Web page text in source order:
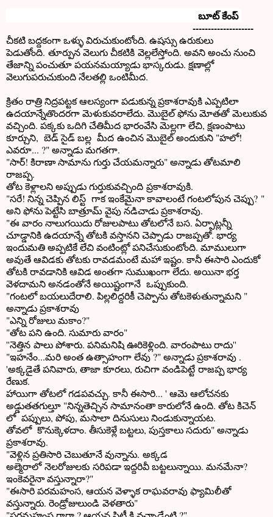
బూట్ కేంప్
--------------------
చీకటి బద్దకంగా ఒళ్ళు విరుచుకుంటోంది. ఉషస్సు ఉరుకులు
పెడుతోంది. తూర్పున వెలుగు చీకటికి వెల్లలేస్తోంది. అవని అంచు నుంచి
తేజాన్ని పంచుతూ పయనమయ్యాడు భాస్కరుడు. క్షణాల్లో
వెలుగుపరుచుకుంది నేలతల్లి ఒంటిమీద.
క్రితం రాత్రి నిద్రపట్టక ఆలస్యంగా పడుకున్న ప్రకాశరావుకి ఎప్పటిలా
ఉదయాన్నేతొందరగా మెళుకువరాలేదు. మొబైల్ ఫోను మోతతో మెలుకువ
వచ్చింది. పక్కకు ఒదిగి చేతిమీద భారంవేసి మెల్లగా లేచి, క్షణంపాటు
కూర్చుని, బెడ్ సైడ్ బల్ల మీద ఉంచిన మొబైల్ అందుకుని "హలో!
ఎవరూ... ?" అన్నాడు మగతగా.
"సార్! కిరాణా సామాను గుర్తు చేయమన్నారు" అన్నాడు తోటమాలి
రాజప్ప.
తోట కెళ్లాలని అప్పుడు గుర్తుకువచ్చింది ప్రకాశరావుకి.
"సరే! నిన్న చెప్పిన లిస్ట్ గాక ఇంకేమైనా కావాలంటే గంటలోపున చెప్పు? "
అని ఫోను పెట్టేసి బాత్రూమ్ వైపు నడిచాడు ప్రకాశరావు.
"ఈ వారం నాలుగయిదు రోజులపాటు తోటలోనే బస. ఏర్పాట్లన్నీ
చూడ్డానికి ఉదయాన్నే తోటకి వస్తానని చెప్పాడు రాజప్పతో. భార్య
ఇందుమతి అప్పటికే లేచి వంటింట్లో పనిచేసుకుంటోంది. మాములుగా
అవుతే ఆవిడకు తోటకు రావడమంటే మహా ఇష్టం. కానీ ఈసారి ఎందుకో
తోటకి రావడానికి ఆవిడ అంతగా సుముఖంగా లేదు. అయినా భర్త
వెళదామని అనడంతోనే అయిష్టంగానే ఒప్పుకుంది.
"గంటలో బయలుదేరాలి. పిల్లలిద్దరికీ చెప్పాను తోటకెళుతున్నామని "
అన్నాడు ప్రకాశరావు
"ఎన్ని రోజులు మకాం?"
"తోట పని ఉంది. సుమారు వారం"
''నెత్తిన పాలు పోశారు. పనిమనిషి ఊరికెళ్లింది. వారంపాటు రాదు''
"ఇహనేం...మరి అంత ఉత్సాహంగా లేవు ?" అన్నాడు ప్రకాశరావు .
'అక్కడైతే పనివారు, తాజా కూరలు, రుచిగా వండిపెట్టే రాజప్ప భార్య
రేణుక.
హాయిగా తోటలో గడపవచ్చు. కానీ ఈసారి... ' ఆమె ఆలోచనకు
అడ్డుతతగుల్తూ "నిన్నతెచ్చిన సామానంతా కారులోనే ఉంది. తోట కిచెన్
లో పప్పులు, పోపు, మసాలా దినుసులు నిండుకున్నాయట.
తోవలో కొనుక్కెళదాం. తీసుకెళ్లే బట్టలు, పుస్తకాలు సదురు" అన్నాడు
ప్రకాశరావు.
"వెళ్లిన ప్రతిసారి చెబుతూనే వున్నాను. అక్కడ
అల్మెరాలో నెలరోజులకు సరిపడా ఇద్దరివీ బట్టలున్నాయి. మనమేనా?
ఇంకెవరైనా వస్తున్నారా?"
"ఈసారి పరమహంస, ఆయన వెళ్ళాక రాఘవరావు ఫ్యామిలీతో
వస్తున్నారు. రెండ్రోజులుండి వెళతారు"